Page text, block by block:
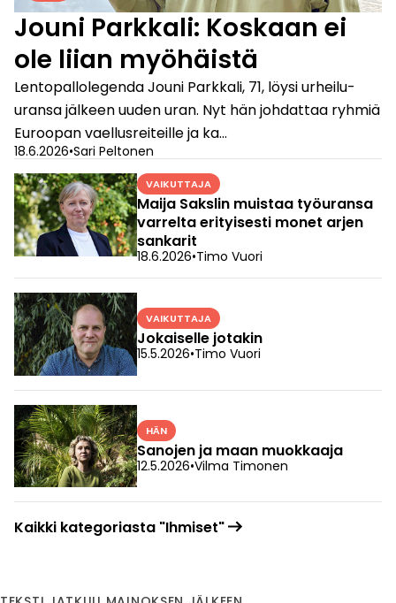
Jouni Parkkali: Koskaan ei
ole liian myöhäistä
Lentopallolegenda Jouni Parkkali, 71, löysi urheilu-
uransa jälkeen uuden uran. Nyt hän johdattaa ryhmiä
Euroopan vaellusreiteille ja ka…
18.6.2026•Sari Peltonen
VAIKUTTAJA
Maija Sakslin muistaa työuransa
varrelta erityisesti monet arjen
sankarit
18.6.2026•Timo Vuori
VAIKUTTAJA
Jokaiselle jotakin
15.5.2026•Timo Vuori
HÄN
Sanojen ja maan muokkaaja
12.5.2026•Vilma Timonen
Kaikki kategoriasta "Ihmiset"